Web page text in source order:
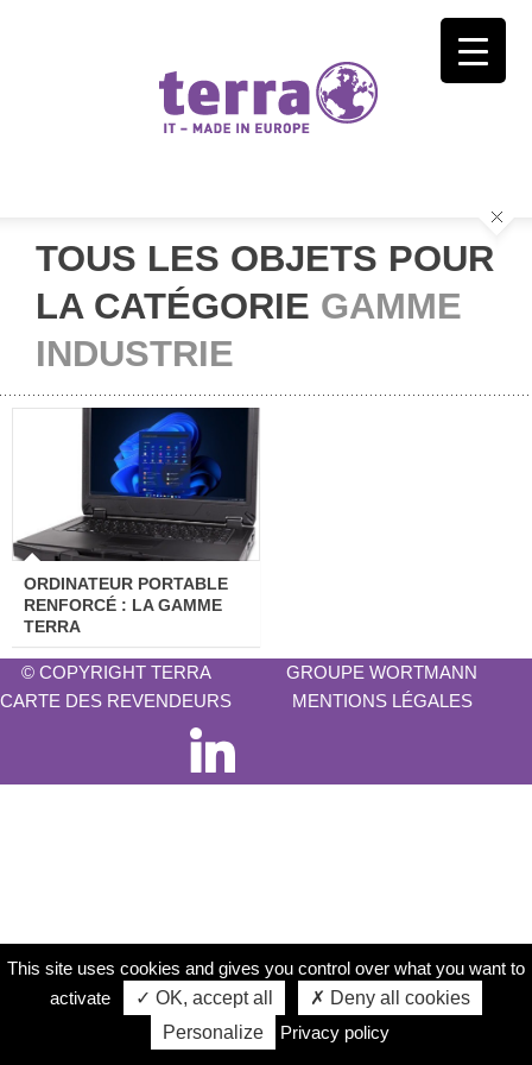
TOUS LES OBJETS POUR
LA CATÉGORIE GAMME
INDUSTRIE
ORDINATEUR
PORTABLE
RENFORCÉ : LA
GAMME TERRA
ORDINATEUR PORTABLE
RENFORCÉ : LA GAMME
TERRA
© COPYRIGHT TERRA
GROUPE WORTMANN
CARTE DES REVENDEURS
MENTIONS LÉGALES
This site uses cookies and gives you control over what you want to
activate
✓ OK, accept all
✗ Deny all cookies
Personalize
Privacy policy